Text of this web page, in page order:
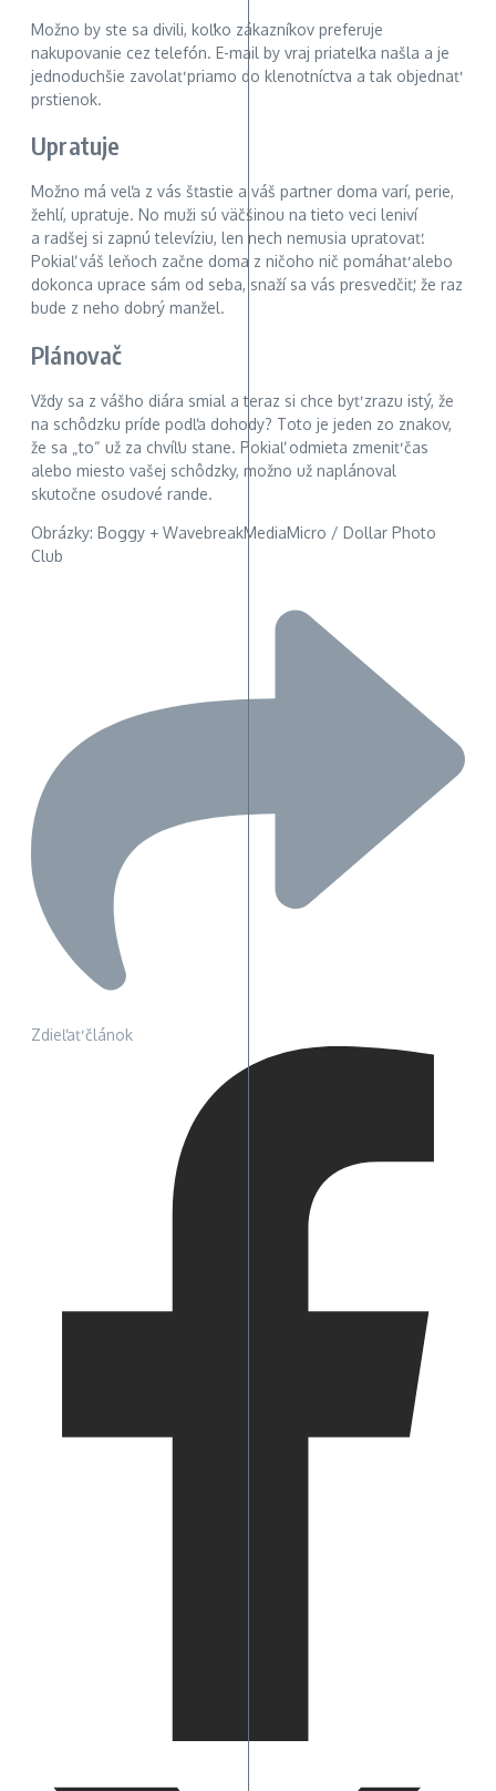
Možno by ste sa divili, koľko zákazníkov preferuje
nakupovanie cez telefón. E-mail by vraj priateľka našla a je
jednoduchšie zavolať priamo do klenotníctva a tak objednať
prstienok.
Upratuje
Možno má veľa z vás šťastie a váš partner doma varí, perie,
žehlí, upratuje. No muži sú väčšinou na tieto veci leniví
a radšej si zapnú televíziu, len nech nemusia upratovať.
Pokiaľ váš leňoch začne doma z ničoho nič pomáhať alebo
dokonca uprace sám od seba, snaží sa vás presvedčiť, že raz
bude z neho dobrý manžel.
Plánovač
Vždy sa z vášho diára smial a teraz si chce byť zrazu istý, že
na schôdzku príde podľa dohody? Toto je jeden zo znakov,
že sa „to“ už za chvíľu stane. Pokiaľ odmieta zmeniť čas
alebo miesto vašej schôdzky, možno už naplánoval
skutočne osudové rande.
Obrázky: Boggy + WavebreakMediaMicro / Dollar Photo
Club
Zdieľať článok